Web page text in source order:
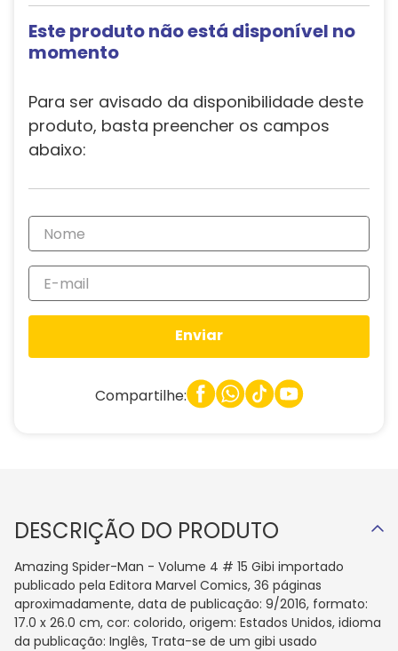
Este produto não está disponível no
momento
Para ser avisado da disponibilidade deste
produto, basta preencher os campos
abaixo:
Enviar
Compartilhe:
DESCRIÇÃO DO PRODUTO
Amazing Spider-Man - Volume 4 # 15 Gibi importado
publicado pela Editora Marvel Comics, 36 páginas
aproximadamente, data de publicação: 9/2016, formato:
17.0 x 26.0 cm, cor: colorido, origem: Estados Unidos, idioma
da publicação: Inglês, Trata-se de um gibi usado